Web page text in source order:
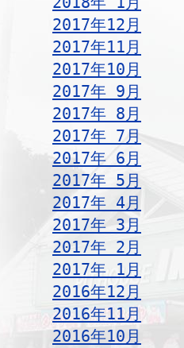
2017年12月
2017年11月
2017年10月
2017年 9月
2017年 8月
2017年 7月
2017年 6月
2017年 5月
2017年 4月
2017年 3月
2017年 2月
2017年 1月
2016年12月
2016年11月
2016年10月